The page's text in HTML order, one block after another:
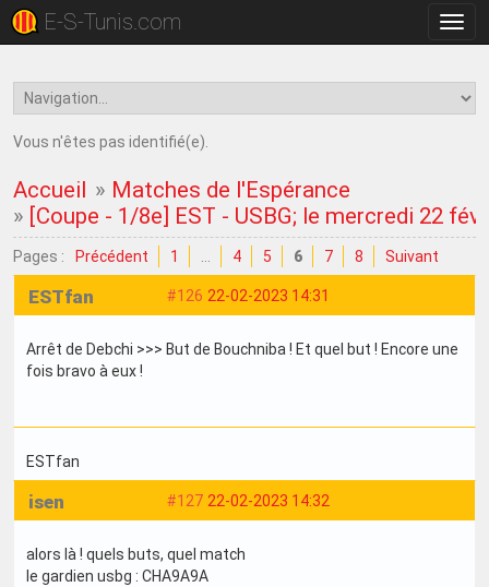
la
E-S-Tunis.com
Vous n'êtes pas identifié(e).
Accueil » Matches de l'Espérance
» [Coupe - 1/8e] EST - USBG; le mercredi 22
Pages : Précédent 1 4 5 6 7 8 Suivant
#126 22-02-2023 14:31
ESTfan
Arrêt de Debchi >>> But de Bouchniba ! Et quel but ! Encore une
fois bravo à eux !
ESTfan
#127 22-02-2023 14:32
isen
alors là ! quels buts, quel match
le gardien usbg : CHA9A9A